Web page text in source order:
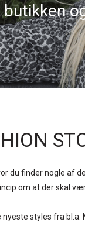
finder nogle af
om at der skal
styles fra bl.a.